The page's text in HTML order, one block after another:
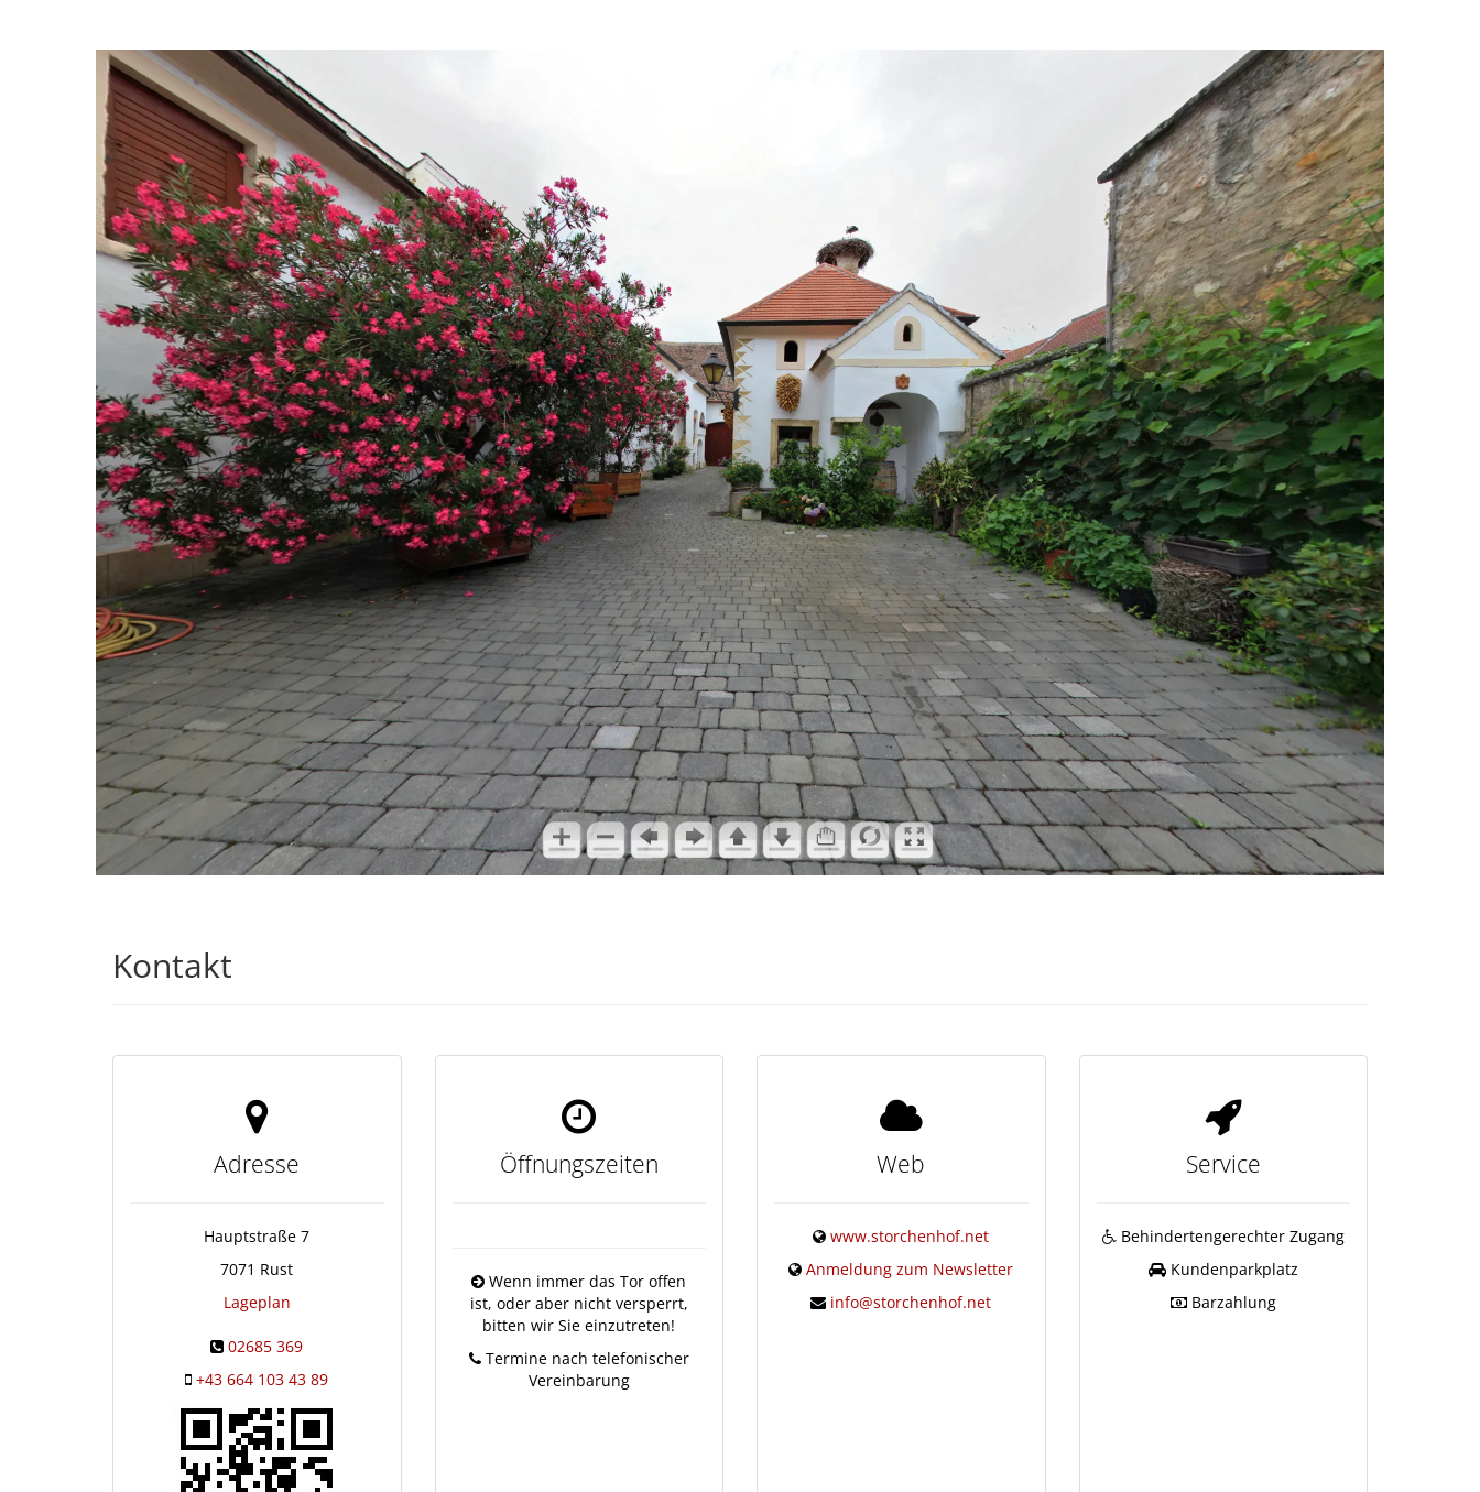
Kontakt
Adresse
Hauptstraße 7
7071 Rust
Lageplan
02685 369
+43 664 103 43 89
Öffnungszeiten
Wenn immer das Tor offen
ist, oder aber nicht versperrt,
bitten wir Sie einzutreten!
Termine nach telefonischer
Vereinbarung
Web
www.storchenhof.net
Anmeldung zum Newsletter
info@storchenhof.net
Service
Behindertengerechter Zugang
Kundenparkplatz
Barzahlung